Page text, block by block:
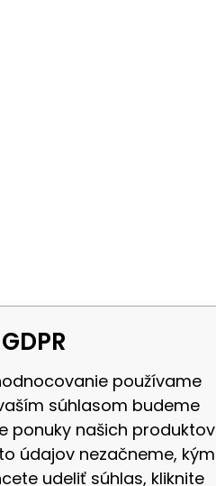
používame
súhlasom budeme
ponuky našich produktov
údajov nezačneme, kým
udeliť súhlas, kliknite